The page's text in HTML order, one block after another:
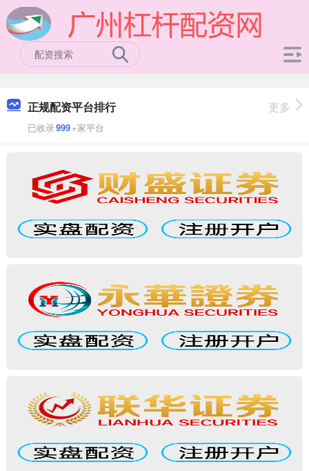
正规配资平台排行
已收录999+家平台
更多